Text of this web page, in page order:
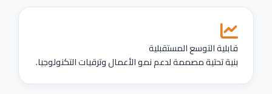
قابلية التوسع المستقبلية
بنية تحتية مصممة لدعم نمو الأعمال وترقيات التكنولوجيا.